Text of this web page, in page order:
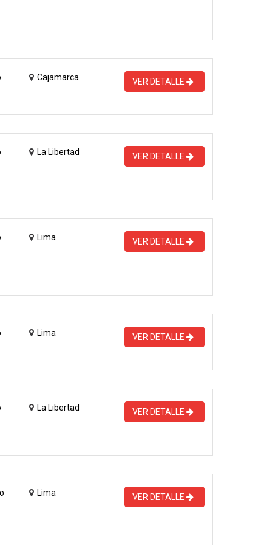
Cajamarca VER DETALLE
La Libertad VER DETALLE
Lima VER DETALLE
Lima VER DETALLE
La Libertad VER DETALLE
Lima VER DETALLE